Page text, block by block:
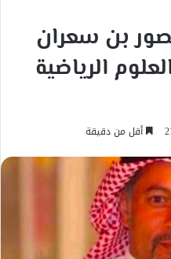
بن سعران
الرياضية
أقل من دقيقة